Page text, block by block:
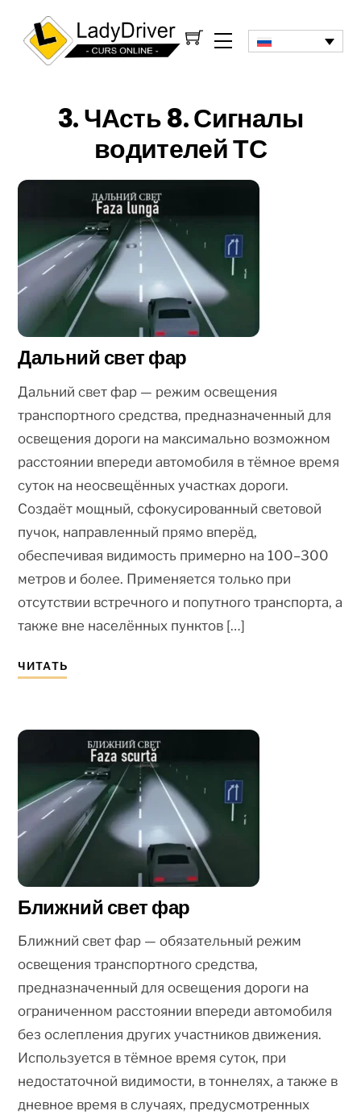
3. ЧАсть 8. Сигналы
водителей ТС
Дальний свет фар
Дальний свет фар — режим освещения
транспортного средства, предназначенный для
освещения дороги на максимально возможном
расстоянии впереди автомобиля в тёмное время
суток на неосвещённых участках дороги.
Создаёт мощный, сфокусированный световой
пучок, направленный прямо вперёд,
обеспечивая видимость примерно на 100–300
метров и более. Применяется только при
отсутствии встречного и попутного транспорта, а
также вне населённых пунктов […]
ЧИТАТЬ
Ближний свет фар
Ближний свет фар — обязательный режим
освещения транспортного средства,
предназначенный для освещения дороги на
ограниченном расстоянии впереди автомобиля
без ослепления других участников движения.
Используется в тёмное время суток, при
недостаточной видимости, в тоннелях, а также в
дневное время в случаях, предусмотренных